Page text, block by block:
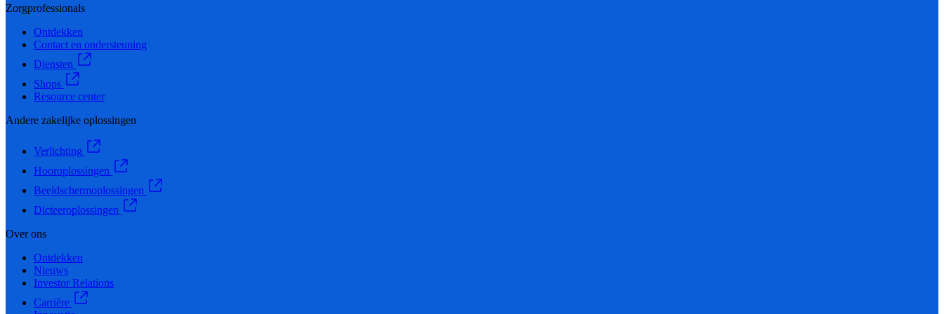
Zorgprofessionals
Ontdekken
Contact en ondersteuning
Diensten
Shops
Resource center
Andere zakelijke oplossingen
Verlichting
Hooroplossingen
Beeldschermoplossingen
Dicteeroplossingen
Over ons
Ontdekken
Nieuws
Investor Relations
Carrière